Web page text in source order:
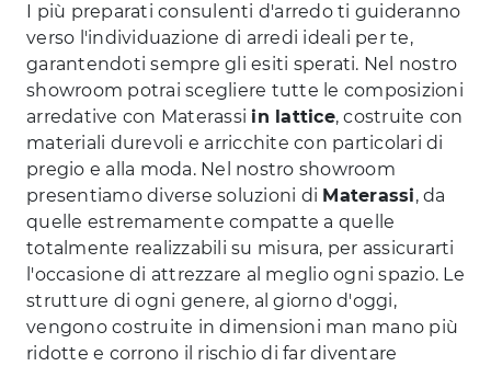
I più preparati consulenti d'arredo ti guideranno
verso l'individuazione di arredi ideali per te,
garantendoti sempre gli esiti sperati. Nel nostro
showroom potrai scegliere tutte le composizioni
arredative con Materassi in lattice, costruite con
materiali durevoli e arricchite con particolari di
pregio e alla moda. Nel nostro showroom
presentiamo diverse soluzioni di Materassi, da
quelle estremamente compatte a quelle
totalmente realizzabili su misura, per assicurarti
l'occasione di attrezzare al meglio ogni spazio. Le
strutture di ogni genere, al giorno d'oggi,
vengono costruite in dimensioni man mano più
ridotte e corrono il rischio di far diventare